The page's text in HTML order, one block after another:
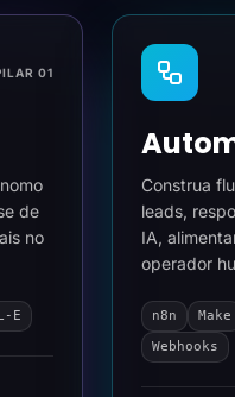
01
de
no
E
Construa
leads,
IA,
operador
n8n Make
Webhooks